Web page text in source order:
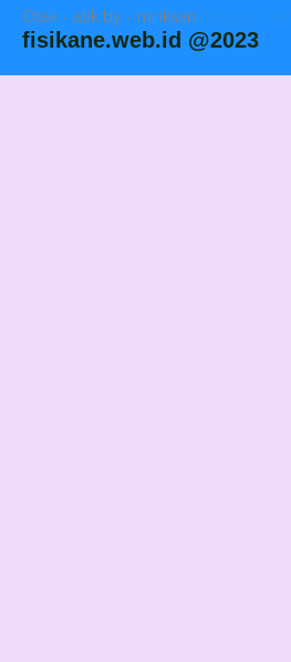
Otak - atik by - mr.iksan Blogger
fisikane.web.id @2023